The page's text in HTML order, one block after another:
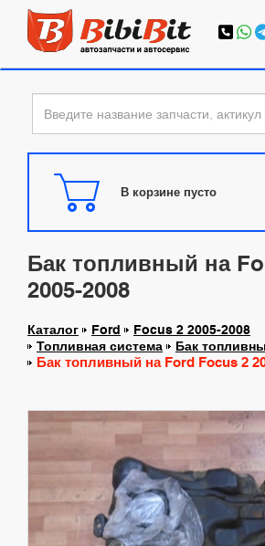
В корзине пусто
Бак топливный на
2005-2008
Каталог Ford
Focus 2 2005-2008
Топливная система
Бак
Бак топливный на Ford Focus 2